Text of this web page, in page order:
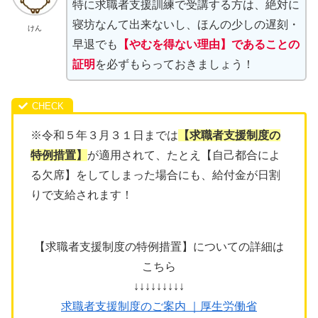
けん
特に求職者支援訓練で受講する方は、絶対に
寝坊なんて出来ないし、ほんの少しの遅刻・
早退でも 【やむを得ない理由】であることの
証明 を必ずもらっておきましょう！
※令和５年３月３１日までは 【求職者支援制度の
特例措置】 が適用されて、たとえ【自己都合によ
る欠席】をしてしまった場合にも、給付金が日割
りで支給されます！
【求職者支援制度の特例措置】についての詳細は
こちら
↓↓↓↓↓↓↓↓↓
求職者支援制度のご案内 ｜厚生労働省